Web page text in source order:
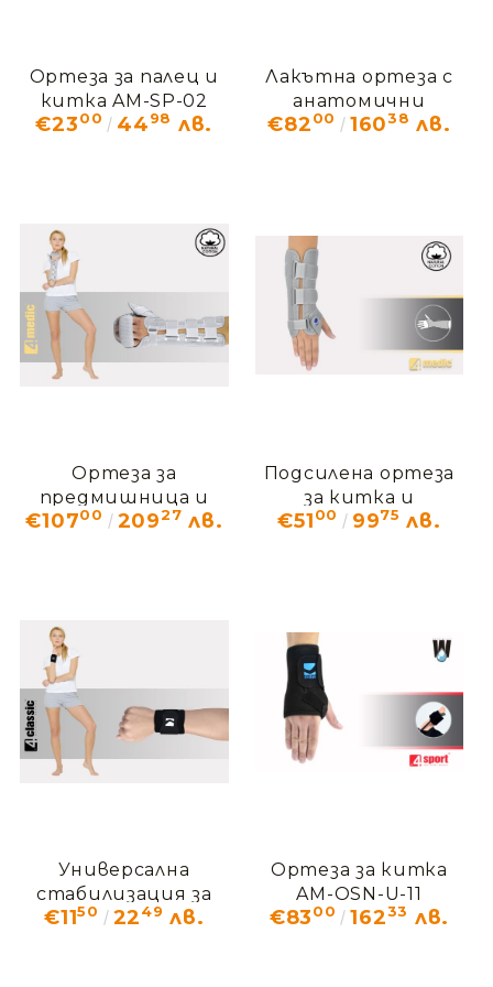
Ортеза за палец и
китка AM-SP-02
€2300 4498 лв.
Лакътна ортеза с
анатомични
банели EB-L
€8200 16038 лв.
Ортеза за
предмишница и
ръка, със
€10700 20927 лв.
Подсилена ортеза
за китка и
предмишница AM-
€5100 9975 лв.
Универсална
стабилизация за
китката AM-SN-01
€1150 2249 лв.
Ортеза за китка
AM-OSN-U-11
€8300 16233 лв.